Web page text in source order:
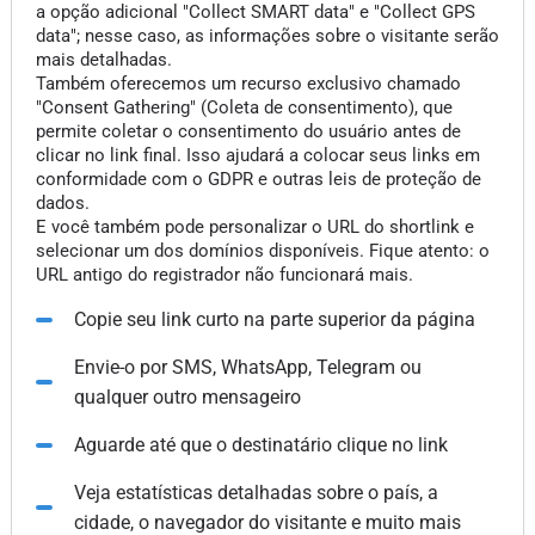
a opção adicional "Collect SMART data" e "Collect GPS
data"; nesse caso, as informações sobre o visitante serão
mais detalhadas.
Também oferecemos um recurso exclusivo chamado
"Consent Gathering" (Coleta de consentimento), que
permite coletar o consentimento do usuário antes de
clicar no link final. Isso ajudará a colocar seus links em
conformidade com o GDPR e outras leis de proteção de
dados.
E você também pode personalizar o URL do shortlink e
selecionar um dos domínios disponíveis. Fique atento: o
URL antigo do registrador não funcionará mais.
Copie seu link curto na parte superior da página
Envie-o por SMS, WhatsApp, Telegram ou
qualquer outro mensageiro
Aguarde até que o destinatário clique no link
Veja estatísticas detalhadas sobre o país, a
cidade, o navegador do visitante e muito mais